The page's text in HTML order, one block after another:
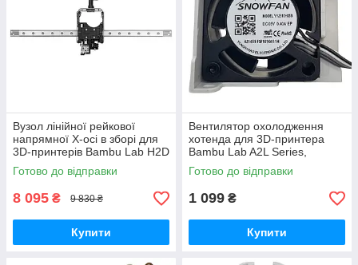
Вузол лінійної рейкової
напрямної X-осі в зборі для
3D-принтерів Bambu Lab H2D
Series, (оригінал, FAC110)
Готово до відправки
8 095 ₴ 9 830 ₴
Купити
Вентилятор охолодження
хотенда для 3D-принтера
Bambu Lab A2L Series,
безщітковий, 5В 0.4A,
(оригінал, FAF027)
Готово до відправки
1 099 ₴
Купити